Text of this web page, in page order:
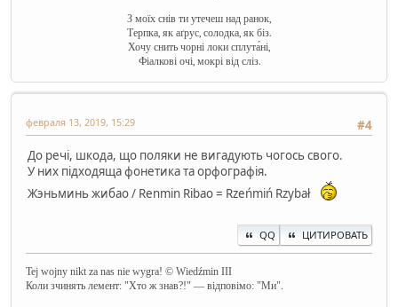
З моїх снів ти утечеш над ранок,
Терпка, як аґрус, солодка, як біз.
Хочу снить чорні локи сплута́ні,
Фіалкові очі, мокрі від сліз.
#4
февраля 13, 2019, 15:29
До речі, шкода, що поляки не вигадують чогось свого.
У них підходяща фонетика та орфографія.
Жэньминь жибао / Renmin Ribao = Rzeńmiń Rzybał
QQ ЦИТИРОВАТЬ
Tej wojny nikt za nas nie wygra! © Wiedźmin III
Коли зчинять лемент: "Хто ж знав?!" — відповімо: "Ми".